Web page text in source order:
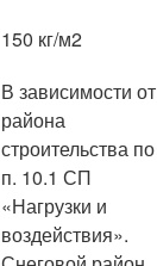
150 кг/м2
В зависимости от
района
строительства по
п. 10.1 СП
«Нагрузки и
воздействия».